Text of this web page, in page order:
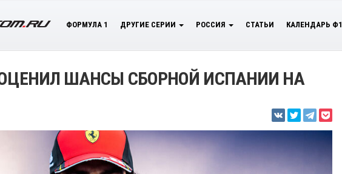
ФОРМУЛА 1 ДРУГИЕ СЕРИИ РОССИЯ СТАТЬИ КАЛЕНДАРЬ Ф1
ШАНСЫ СБОРНОЙ ИСПАНИИ НА